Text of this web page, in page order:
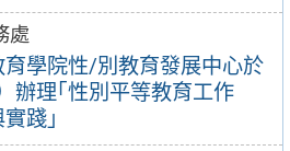
處
學院性/別教育發展中心於
辦理｢性別平等教育工作
踐｣